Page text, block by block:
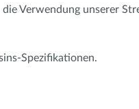
Verwendung unserer
Spezifikationen.